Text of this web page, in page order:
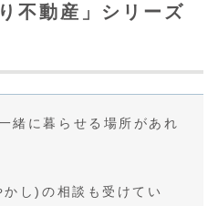
不動産」シリーズ
緒に暮らせる場所があれ
し)の相談も受けてい